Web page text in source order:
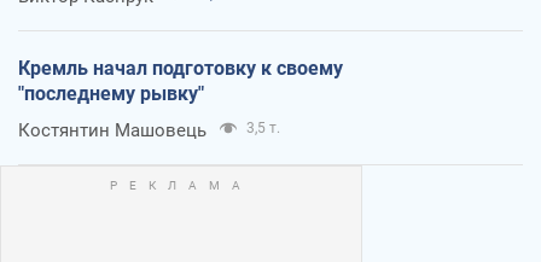
Кремль начал подготовку к своему
"последнему рывку"
Костянтин Машовець 3,5 т.